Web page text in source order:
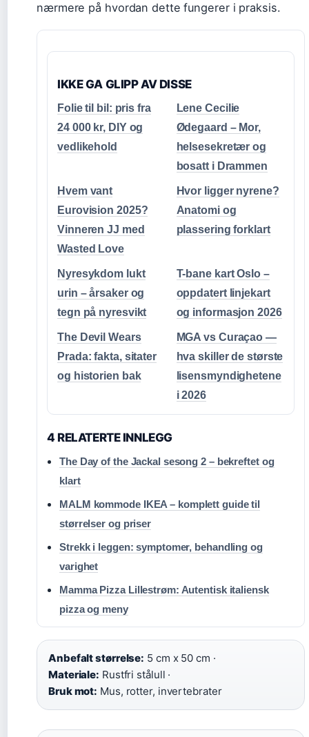
nærmere på hvordan dette fungerer i praksis.
IKKE GA GLIPP AV DISSE
Folie til bil: pris fra
24 000 kr, DIY og
vedlikehold
Lene Cecilie
Ødegaard – Mor,
helsesekretær og
bosatt i Drammen
Hvem vant
Eurovision 2025?
Vinneren JJ med
Wasted Love
Hvor ligger nyrene?
Anatomi og
plassering forklart
Nyresykdom lukt
urin – årsaker og
tegn på nyresvikt
T-bane kart Oslo –
oppdatert linjekart
og informasjon 2026
The Devil Wears
Prada: fakta, sitater
og historien bak
MGA vs Curaçao —
hva skiller de største
lisensmyndighetene
i 2026
4 RELATERTE INNLEGG
The Day of the Jackal sesong 2 – bekreftet og
klart
MALM kommode IKEA – komplett guide til
størrelser og priser
Strekk i leggen: symptomer, behandling og
varighet
Mamma Pizza Lillestrøm: Autentisk italiensk
pizza og meny
Anbefalt størrelse: 5 cm x 50 cm ·
Materiale: Rustfri stålull ·
Bruk mot: Mus, rotter, invertebrater